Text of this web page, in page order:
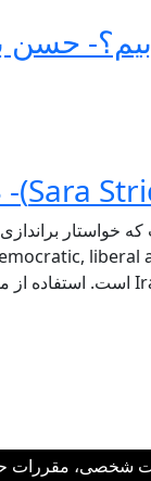
حسن
خواستار
liberal
شخصی،